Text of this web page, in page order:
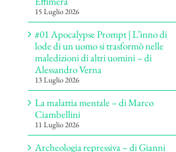
15 Luglio 2026
#01 Apocalypse Prompt | L’inno di
lode di un uomo si trasformò nelle
maledizioni di altri uomini – di
Alessandro Verna
13 Luglio 2026
La malattia mentale – di Marco
Ciambellini
11 Luglio 2026
Archeologia repressiva – di Gianni